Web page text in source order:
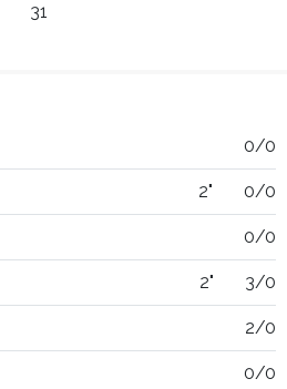
31
0/0
2" 0/0
0/0
2" 3/0
2/0
0/0